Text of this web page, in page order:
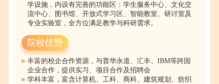
学设施，内设有完善的功能区：学生服务中心、文化交
流中心、图书馆、开放式学习区、智能教室、研讨室及
专业实验室，全方位满足教学与科研需求。
院校优势
丰富的校企合作资源，与普华永道、汇丰、IBM等跨国
企业合作，提供实习、项目合作及招聘会
学科丰富，富含计算机、工科、商科、建筑规划、纺织